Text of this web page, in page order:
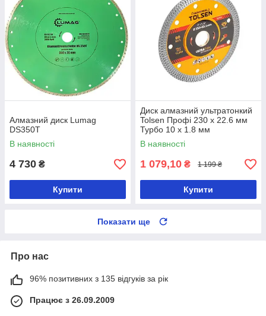
Алмазний диск Lumag
DS350T
В наявності
4 730 ₴
Купити
Диск алмазний ультратонкий
Tolsen Профі 230 х 22.6 мм
Турбо 10 х 1.8 мм
В наявності
1 079,10 ₴ 1 199 ₴
Купити
Показати ще
Про нас
96% позитивних з 135 відгуків за рік
Працює з 26.09.2009